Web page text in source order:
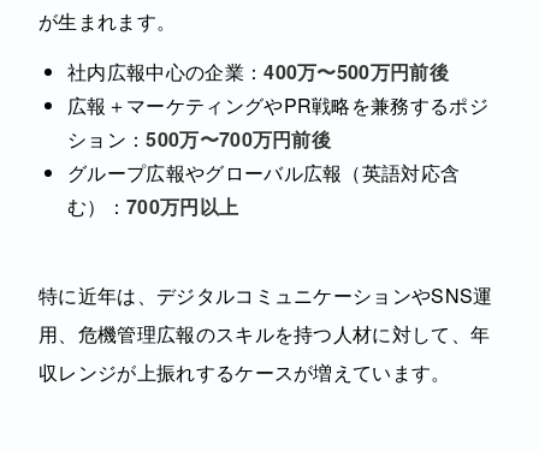
が生まれます。
社内広報中心の企業 ：400万〜500万円前後
広報＋マーケティングやPR戦略を兼務するポジ
ション ：500万〜700万円前後
グループ広報やグローバル広報（英語対応含
む）
： 700万円以上
特に近年は、デジタルコミュニケーションやSNS運
用、危機管理広報のスキルを持つ人材に対して、年
収レンジが上振れするケースが増えています。